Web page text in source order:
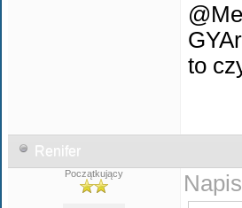
to
Renifer
Początkujący